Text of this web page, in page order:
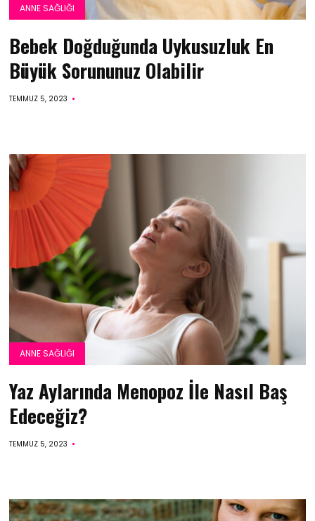
ANNE SAĞLIĞI
Bebek Doğduğunda Uykusuzluk En
Büyük Sorununuz Olabilir
TEMMUZ 5, 2023
ANNE SAĞLIĞI
Yaz Aylarında Menopoz İle Nasıl Baş
Edeceğiz?
TEMMUZ 5, 2023